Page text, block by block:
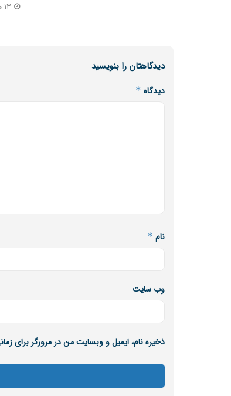
13 مرداد 1405
دیدگاهتان را بنویسید
دیدگاه *
نام *
وب‌ سایت
ذخیره نام، ایمیل و وبسایت من در مرورگر برای